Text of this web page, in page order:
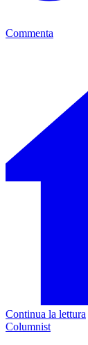
Commenta
Continua la lettura
Columnist